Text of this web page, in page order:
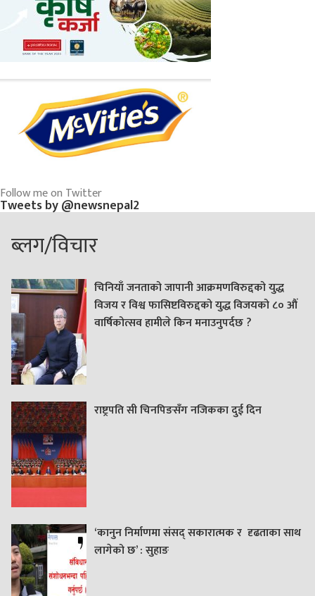
Follow me on Twitter
Tweets by @newsnepal2
ब्लग/विचार
चिनियाँ जनताको जापानी आक्रमणविरुद्दको युद्ध
विजय र विश्व फासिष्टविरुद्दको युद्ध विजयको ८० औं
वार्षिकोत्सव हामीले किन मनाउनुपर्दछ ?
राष्ट्रपति सी चिनपिङसँग नजिकका दुई दिन
‘कानुन निर्माणमा संसद् सकारात्मक र दृढताका साथ
लागेको छ’ : सुहाङ